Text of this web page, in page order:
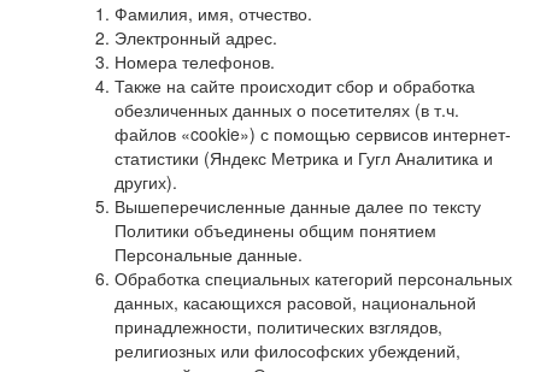
Фамилия, имя, отчество.
Электронный адрес.
Номера телефонов.
Также на сайте происходит сбор и обработка
обезличенных данных о посетителях (в т.ч.
файлов «cookie») с помощью сервисов интернет-
статистики (Яндекс Метрика и Гугл Аналитика и
других).
Вышеперечисленные данные далее по тексту
Политики объединены общим понятием
Персональные данные.
Обработка специальных категорий персональных
данных, касающихся расовой, национальной
принадлежности, политических взглядов,
религиозных или философских убеждений,